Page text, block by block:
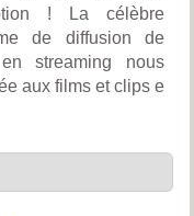
! La célèbre
de diffusion de
streaming nous
aux films et clips e